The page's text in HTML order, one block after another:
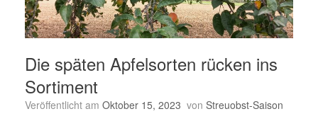
Die späten Apfelsorten rücken ins
Sortiment
Veröffentlicht am Oktober 15, 2023 von Streuobst-Saison